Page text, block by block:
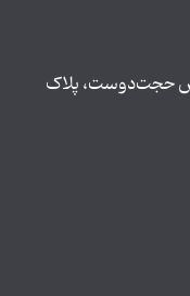
حجت‌دوست، پلاک